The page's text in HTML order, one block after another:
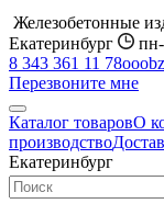
Железобетонные
Екатеринбург
8 343 361 11 78
Перезвоните мне
Каталог товаровО
производство
Екатеринбург